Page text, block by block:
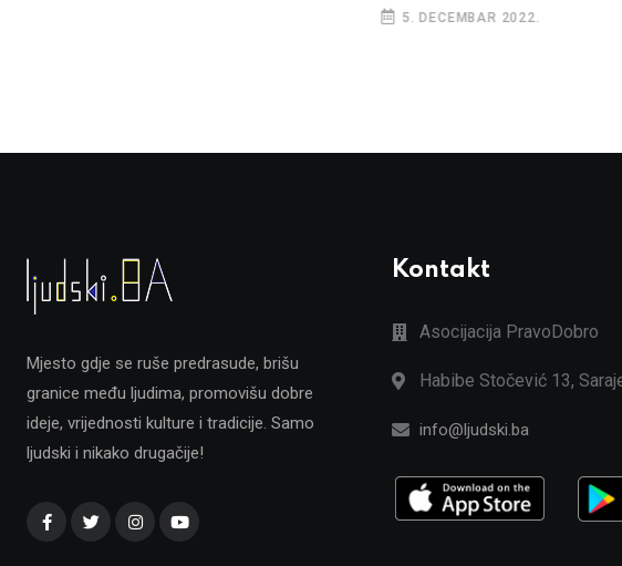
5. DECEMBAR 2022.
Mjesto gdje se ruše predrasude, brišu
granice među ljudima, promovišu dobre
ideje, vrijednosti kulture i tradicije. Samo
ljudski i nikako drugačije!
Kontakt
Asocijacija PravoDobro
Habibe Stočević 13,
info@ljudski.ba